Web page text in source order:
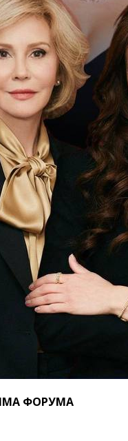
ФОРУМА